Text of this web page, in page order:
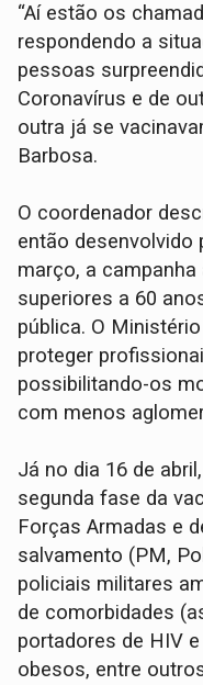
“Aí estão os
respondendo a
pessoas
Coronavírus e de
outra já se
Barbosa.
O coordenador
então desenvolvido
março, a
superiores a 60
pública. O
proteger
possibilitando-os
com menos
Já no dia 16 de
segunda fase da
Forças Armadas e
salvamento (PM,
policiais militares
de comorbidades
portadores de HIV
obesos, entre